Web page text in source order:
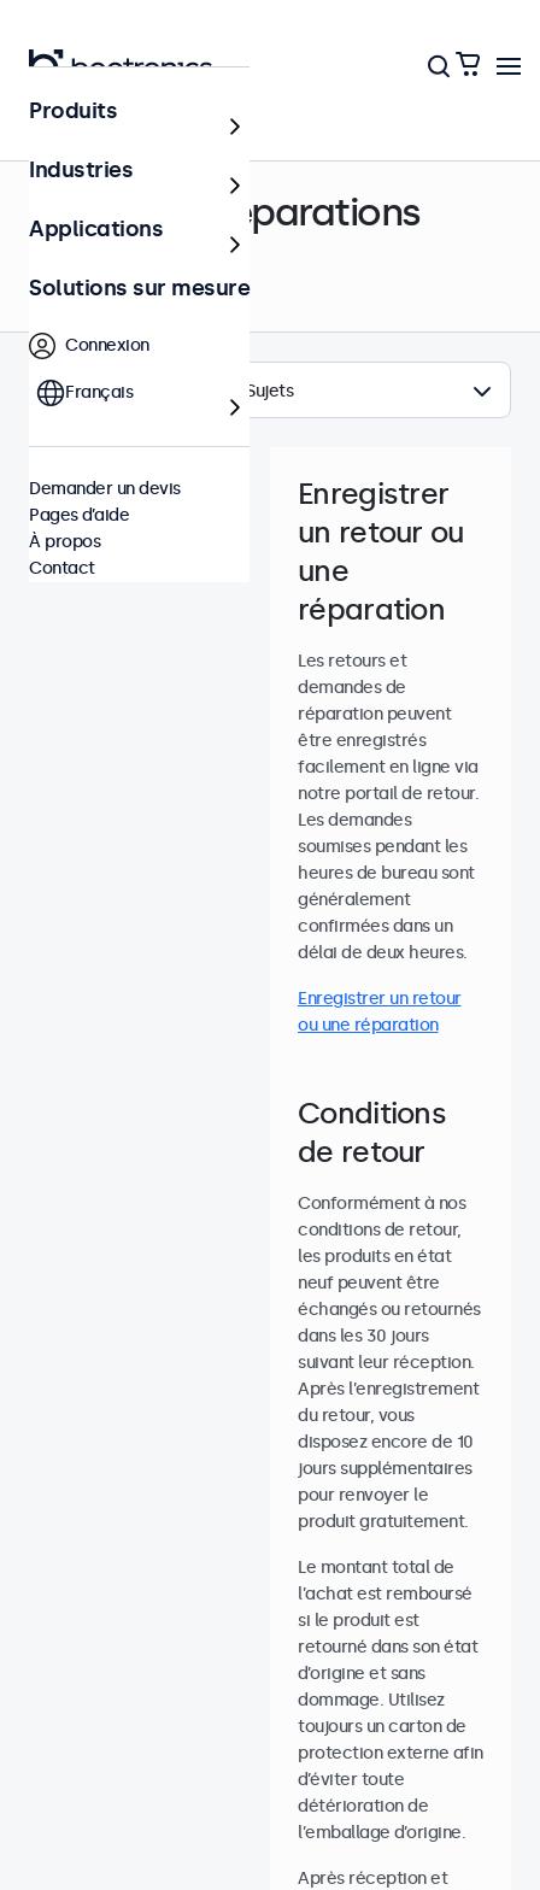
Retours & Réparations
Sujets
Enregistrer
un retour ou
une
réparation
Les retours et
demandes de
réparation peuvent
être enregistrés
facilement en ligne via
notre portail de retour.
Les demandes
soumises pendant les
heures de bureau sont
généralement
confirmées dans un
délai de deux heures.
Enregistrer un retour
ou une réparation
Conditions
de retour
Conformément à nos
conditions de retour,
les produits en état
neuf peuvent être
échangés ou retournés
dans les 30 jours
suivant leur réception.
Après l’enregistrement
du retour, vous
disposez encore de 10
jours supplémentaires
pour renvoyer le
produit gratuitement.
Le montant total de
l’achat est remboursé
si le produit est
retourné dans son état
d’origine et sans
dommage. Utilisez
toujours un carton de
protection externe afin
d’éviter toute
détérioration de
l’emballage d’origine.
Après réception et
Produits
Industries
Applications
Solutions sur mesure
Connexion
Français
Demander un devis
Pages d’aide
À propos
Contact